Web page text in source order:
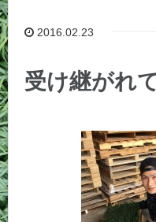
2016.02.23
受け継がれ